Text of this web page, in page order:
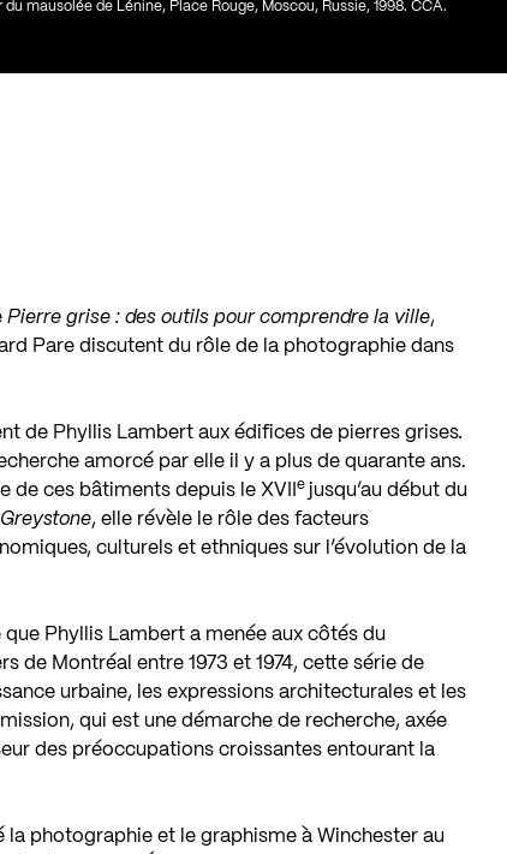
mausolée de Lénine, Place Rouge, Moscou, Russie, 1998. CCA.
Pierre grise : des outils pour comprendre la ville,
Pare discutent du rôle de la photographie dans
de Phyllis Lambert aux édifices de pierres grises.
amorcé par elle il y a plus de quarante ans.
de ces bâtiments depuis le XVIIejusqu’au début du
Greystone, elle révèle le rôle des facteurs
culturels et ethniques sur l’évolution de la
Phyllis Lambert a menée aux côtés du
de Montréal entre 1973 et 1974, cette série de
urbaine, les expressions architecturales et les
qui est une démarche de recherche, axée
des préoccupations croissantes entourant la
la photographie et le graphisme à Winchester au